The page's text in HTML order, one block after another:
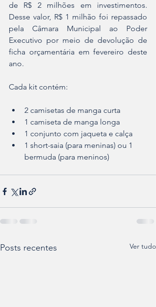
de R$ 2 milhões em investimentos.
Desse valor, R$ 1 milhão foi repassado
pela Câmara Municipal ao Poder
Executivo por meio de devolução de
ficha orçamentária em fevereiro deste
ano.
Cada kit contém:
2 camisetas de manga curta
1 camiseta de manga longa
1 conjunto com jaqueta e calça
1 short-saia (para meninas) ou 1
bermuda (para meninos)
Posts recentes Ver tudo